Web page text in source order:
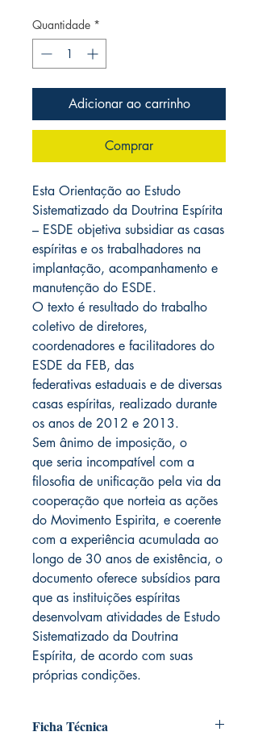
Quantidade *
Adicionar ao carrinho
Comprar
Esta Orientação ao Estudo
Sistematizado da Doutrina Espírita
– ESDE objetiva subsidiar as casas
espíritas e os trabalhadores na
implantação, acompanhamento e
manutenção do ESDE.
O texto é resultado do trabalho
coletivo de diretores,
coordenadores e facilitadores do
ESDE da FEB, das
federativas estaduais e de diversas
casas espíritas, realizado durante
os anos de 2012 e 2013.
Sem ânimo de imposição, o
que seria incompatível com a
filosofia de unificação pela via da
cooperação que norteia as ações
do Movimento Espirita, e coerente
com a experiência acumulada ao
longo de 30 anos de existência, o
documento oferece subsídios para
que as instituições espíritas
desenvolvam atividades de Estudo
Sistematizado da Doutrina
Espírita, de acordo com suas
próprias condições.
Ficha Técnica